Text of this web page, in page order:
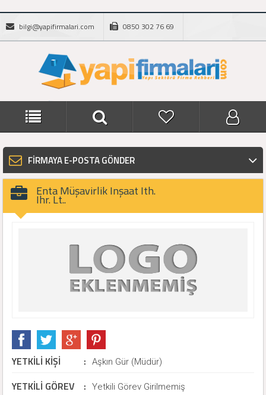
bilgi@yapifirmalari.com 0850 302 76 69
FİRMAYA E-POSTA GÖNDER
Enta Müşavirlik Inşaat Ith.
Ihr. Lt..
YETKİLİ KİŞİ : Aşkın Gür (Müdür)
YETKİLİ GÖREV : Yetkili Görev Girilmemiş